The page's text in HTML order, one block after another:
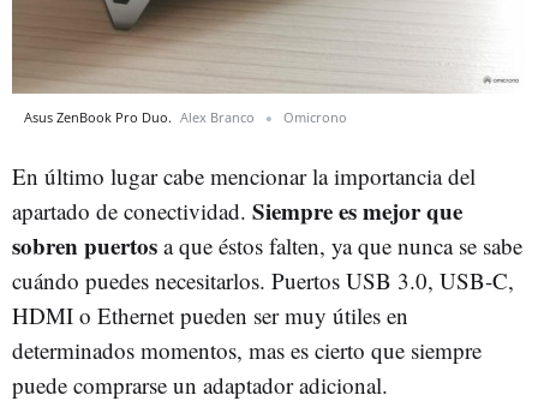
Asus ZenBook Pro Duo. Alex Branco Omicrono
En último lugar cabe mencionar la importancia del
apartado de conectividad. Siempre es mejor que
sobren puertos a que éstos falten, ya que nunca se sabe
cuándo puedes necesitarlos. Puertos USB 3.0, USB-C,
HDMI o Ethernet pueden ser muy útiles en
determinados momentos, mas es cierto que siempre
puede comprarse un adaptador adicional.